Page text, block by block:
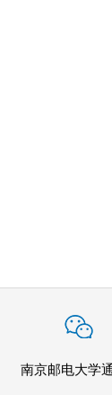
南京邮电大学